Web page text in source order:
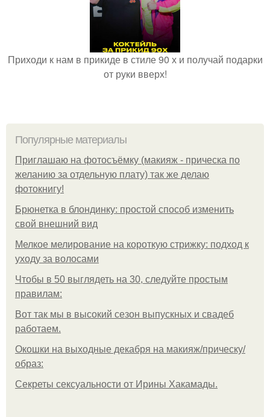
Приходи к нам в прикиде в стиле 90 х и получай подарки
от руки вверх!
Популярные материалы
Приглашаю на фотосъёмку (макияж - прическа по
желанию за отдельную плату) так же делаю
фотокнигу!
Брюнетка в блондинку: простой способ изменить
свой внешний вид
Мелкое мелирование на короткую стрижку: подход к
уходу за волосами
Чтобы в 50 выглядеть на 30, следуйте простым
правилам:
Вот так мы в высокий сезон выпускных и свадеб
работаем.
Окошки на выходные декабря на макияж/прическу/
образ:
Секреты сексуальности от Ирины Хакамады.